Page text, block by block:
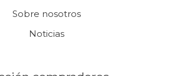
Sobre nosotros
Noticias